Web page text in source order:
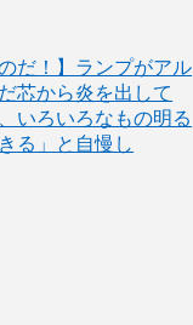
だ！】ランプがアル
芯から炎を出して
いろいろなもの明る
る」と自慢し